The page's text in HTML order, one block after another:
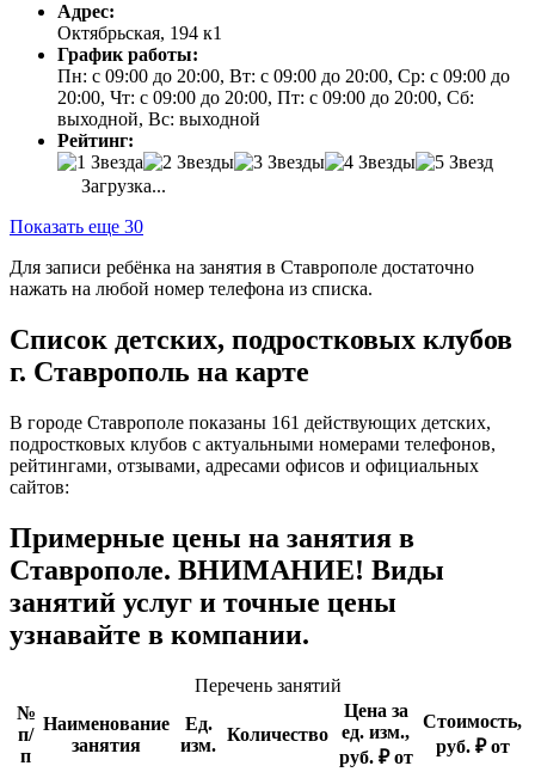
Адрес:
Октябрьская, 194 к1
График работы:
Пн: с 09:00 до 20:00, Вт: с 09:00 до 20:00, Ср: с 09:00 до
20:00, Чт: с 09:00 до 20:00, Пт: с 09:00 до 20:00, Сб:
выходной, Вс: выходной
Рейтинг:
Загрузка...
Показать еще 30
Для записи ребёнка на занятия в Ставрополе достаточно
нажать на любой номер телефона из списка.
Список детских, подростковых клубов
г. Ставрополь на карте
В городе Ставрополе показаны 161 действующих детских,
подростковых клубов с актуальными номерами телефонов,
рейтингами, отзывами, адресами офисов и официальных
сайтов:
Примерные цены на занятия в
Ставрополе. ВНИМАНИЕ! Виды
занятий услуг и точные цены
узнавайте в компании.
Перечень занятий
№
п/
п
Наименование
занятия
Ед.
изм.
Количество
Цена за
ед. изм.,
руб. ₽ от
Стоимость,
руб. ₽ от